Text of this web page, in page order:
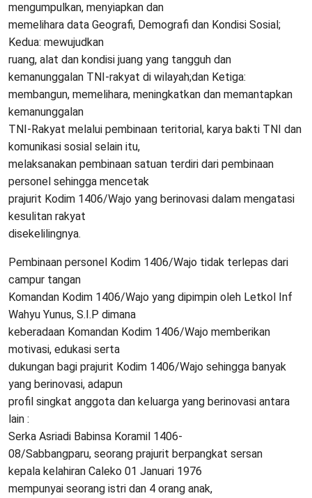
mengumpulkan, menyiapkan dan
memelihara data Geografi, Demografi dan Kondisi Sosial;
Kedua: mewujudkan
ruang, alat dan kondisi juang yang tangguh dan
kemanunggalan TNI-rakyat di wilayah;dan Ketiga:
membangun, memelihara, meningkatkan dan memantapkan
kemanunggalan
TNI-Rakyat melalui pembinaan teritorial, karya bakti TNI dan
komunikasi sosial selain itu,
melaksanakan pembinaan satuan terdiri dari pembinaan
personel sehingga mencetak
prajurit Kodim 1406/Wajo yang berinovasi dalam mengatasi
kesulitan rakyat
disekelilingnya.
Pembinaan personel Kodim 1406/Wajo tidak terlepas dari
campur tangan
Komandan Kodim 1406/Wajo yang dipimpin oleh Letkol Inf
Wahyu Yunus, S.I.P dimana
keberadaan Komandan Kodim 1406/Wajo memberikan
motivasi, edukasi serta
dukungan bagi prajurit Kodim 1406/Wajo sehingga banyak
yang berinovasi, adapun
profil singkat anggota dan keluarga yang berinovasi antara
lain :
Serka Asriadi Babinsa Koramil 1406-
08/Sabbangparu, seorang prajurit berpangkat sersan
kepala kelahiran Caleko 01 Januari 1976
mempunyai seorang istri dan 4 orang anak,